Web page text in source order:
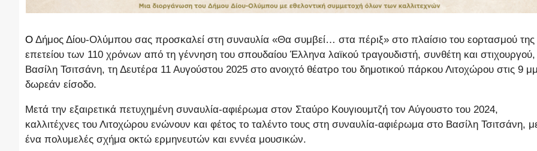
Ο Δήμος Δίου-Ολύμπου σας προσκαλεί στη συναυλία «Θα συμβεί… στα πέριξ» στο πλαίσιο του εορτασμού της
επετείου των 110 χρόνων από τη γέννηση του σπουδαίου Έλληνα λαϊκού τραγουδιστή, συνθέτη και στιχουργού,
Βασίλη Τσιτσάνη, τη Δευτέρα 11 Αυγούστου 2025 στο ανοιχτό θέατρο του δημοτικού πάρκου Λιτοχώρου στις 9
δωρεάν είσοδο.
Μετά την εξαιρετικά πετυχημένη συναυλία-αφιέρωμα στον Σταύρο Κουγιουμτζή τον Αύγουστο του 2024,
καλλιτέχνες του Λιτοχώρου ενώνουν και φέτος το ταλέντο τους στη συναυλία-αφιέρωμα στο Βασίλη Τσιτσάνη,
ένα πολυμελές σχήμα οκτώ ερμηνευτών και εννέα μουσικών.